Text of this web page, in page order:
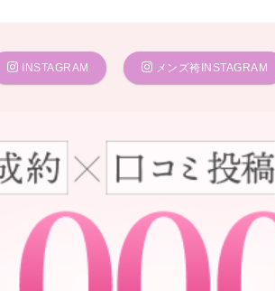
INSTAGRAM メンズ袴INSTAGRAM